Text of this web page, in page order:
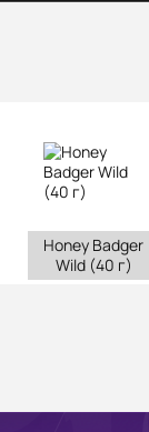
Honey Badger
Wild (40 г)